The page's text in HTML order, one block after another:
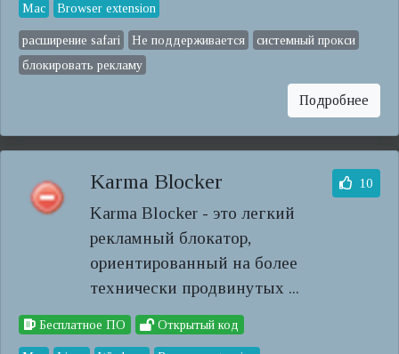
Mac Browser extension
расширение safari Не поддерживается
системный прокси
блокировать рекламу
Подробнее
Karma Blocker
Karma Blocker - это легкий
рекламный блокатор,
ориентированный на более
технически продвинутых ...
10
Бесплатное ПО Открытый код